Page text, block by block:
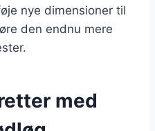
nye dimensioner til
den endnu mere
med